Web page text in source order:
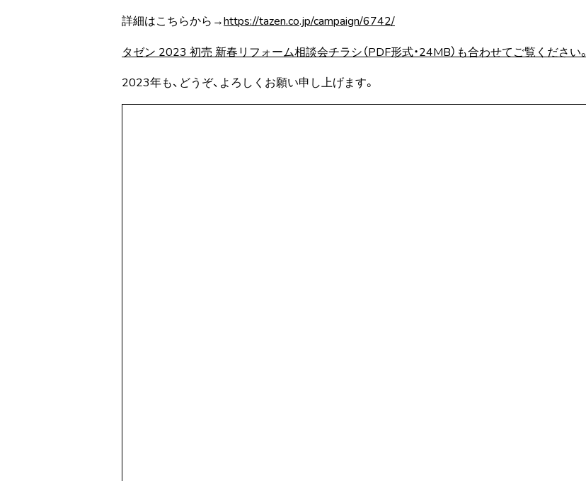
詳細はこちらから→https://tazen.co.jp/campaign/6742/
タゼン 2023 初売 新春リフォーム相談会チラシ（PDF形式・24MB）も合わせてご覧ください。
2023年も、どうぞ、よろしくお願い申し上げます。